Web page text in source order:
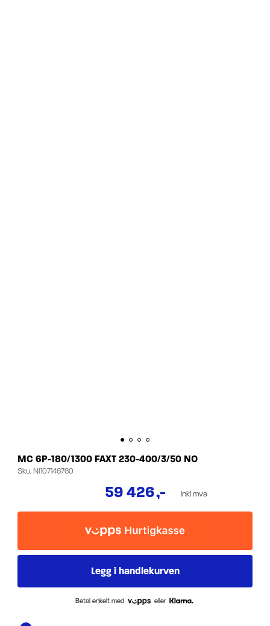
MC 6P-180/1300 FAXT 230-400/3/50 NO
Sku.NI107146760
59 426,- inkl mva
Betal enkelt med eller